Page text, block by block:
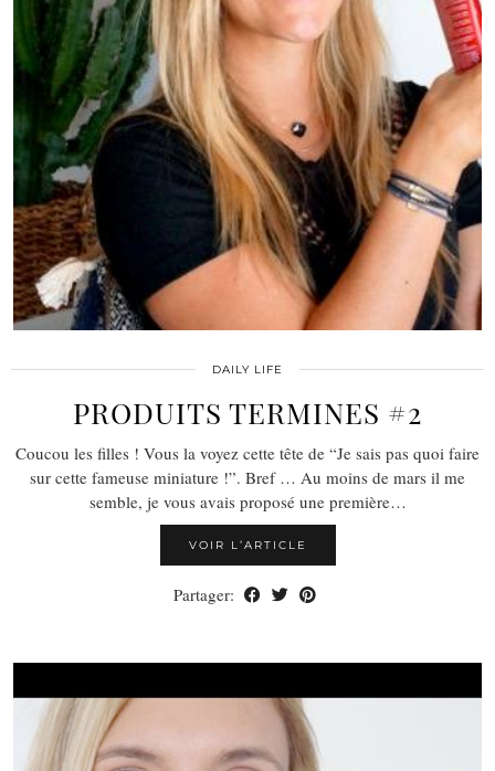
DAILY LIFE
PRODUITS TERMINES #2
Coucou les filles ! Vous la voyez cette tête de “Je sais pas quoi faire
sur cette fameuse miniature !”. Bref … Au moins de mars il me
semble, je vous avais proposé une première…
VOIR L’ARTICLE
Partager: